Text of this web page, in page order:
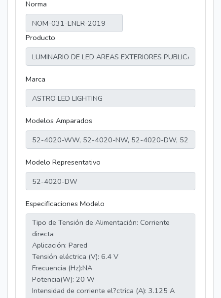
Norma
Producto
Marca
Modelos Amparados
Modelo Representativo
Especificaciones Modelo